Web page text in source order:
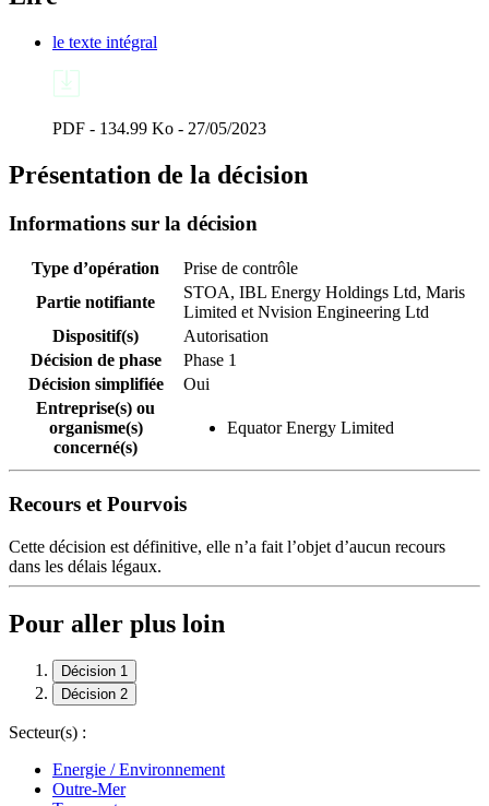
le texte intégral
PDF - 134.99 Ko - 27/05/2023
Présentation de la décision
Informations sur la décision
Type d’opération
Prise de contrôle
Partie notifiante
STOA, IBL Energy Holdings Ltd, Maris
Limited et Nvision Engineering Ltd
Dispositif(s)
Autorisation
Décision de phase
Phase 1
Décision simplifiée
Oui
Entreprise(s) ou
organisme(s)
concerné(s)
Equator Energy Limited
Recours et Pourvois
Cette décision est définitive, elle n’a fait l’objet d’aucun recours
dans les délais légaux.
Pour aller plus loin
Décision 1
Décision 2
Secteur(s) :
Energie / Environnement
Outre-Mer